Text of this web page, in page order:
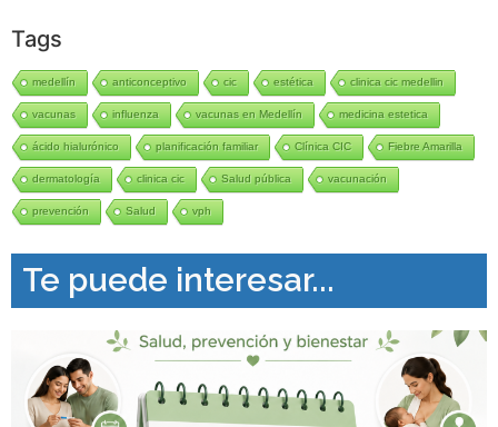
Tags
medellín anticonceptivo cic estética clinica cic medellin
vacunas influenza vacunas en Medellín medicina estetica
ácido hialurónico planificación familiar Clínica CIC Fiebre Amarilla
dermatología clinica cic Salud pública vacunación
prevención Salud vph
Te puede interesar...